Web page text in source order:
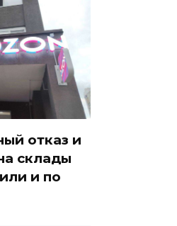
отказ и
склады
и по